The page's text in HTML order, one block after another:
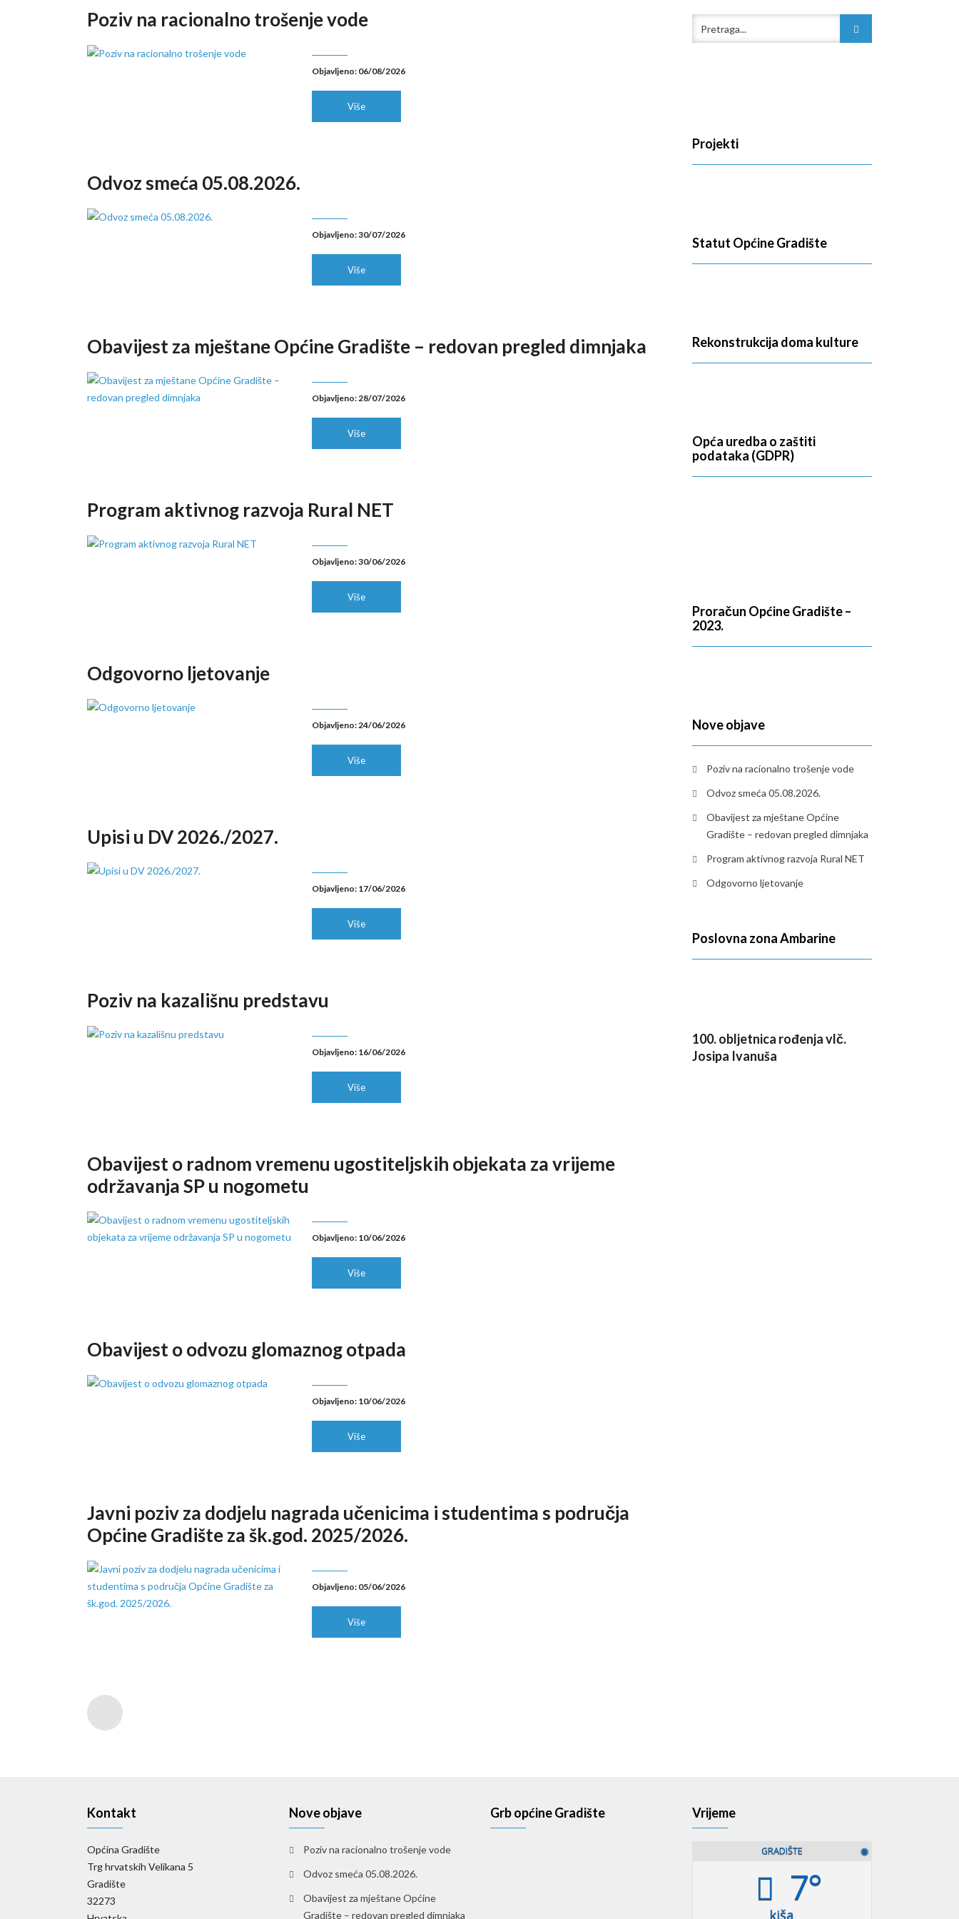
Poziv na racionalno trošenje vode
Objavljeno: 06/08/2026
Više
Odvoz smeća 05.08.2026.
Objavljeno: 30/07/2026
Više
Obavijest za mještane Općine Gradište – redovan pregled dimnjaka
Objavljeno: 28/07/2026
Više
Program aktivnog razvoja Rural NET
Objavljeno: 30/06/2026
Više
Odgovorno ljetovanje
Objavljeno: 24/06/2026
Više
Upisi u DV 2026./2027.
Objavljeno: 17/06/2026
Više
Poziv na kazališnu predstavu
Objavljeno: 16/06/2026
Više
Obavijest o radnom vremenu ugostiteljskih objekata za vrijeme
održavanja SP u nogometu
Objavljeno: 10/06/2026
Više
Obavijest o odvozu glomaznog otpada
Objavljeno: 10/06/2026
Više
Javni poziv za dodjelu nagrada učenicima i studentima s područja
Općine Gradište za šk.god. 2025/2026.
Objavljeno: 05/06/2026
Više
Projekti
Statut Općine Gradište
Rekonstrukcija doma kulture
Opća uredba o zaštiti
podataka (GDPR)
Proračun Općine Gradište –
2023.
Nove objave
Poziv na racionalno trošenje vode
Odvoz smeća 05.08.2026.
Obavijest za mještane Općine
Gradište – redovan pregled dimnjaka
Program aktivnog razvoja Rural NET
Odgovorno ljetovanje
Poslovna zona Ambarine
100. obljetnica rođenja vlč.
Josipa Ivanuša
Kontakt
Općina Gradište
Trg hrvatskih Velikana 5
Gradište
32273
Nove objave
Poziv na racionalno trošenje vode
Odvoz smeća 05.08.2026.
Obavijest za mještane Općine
Gradište – redovan pregled dimnjaka
Grb općine Gradište Vrijeme
GRADIŠTE ◉
7°
kiša